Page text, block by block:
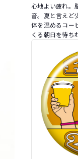
心地よい疲れ。
音。夏と言えど
体を温めるコー
くる朝日を待ち